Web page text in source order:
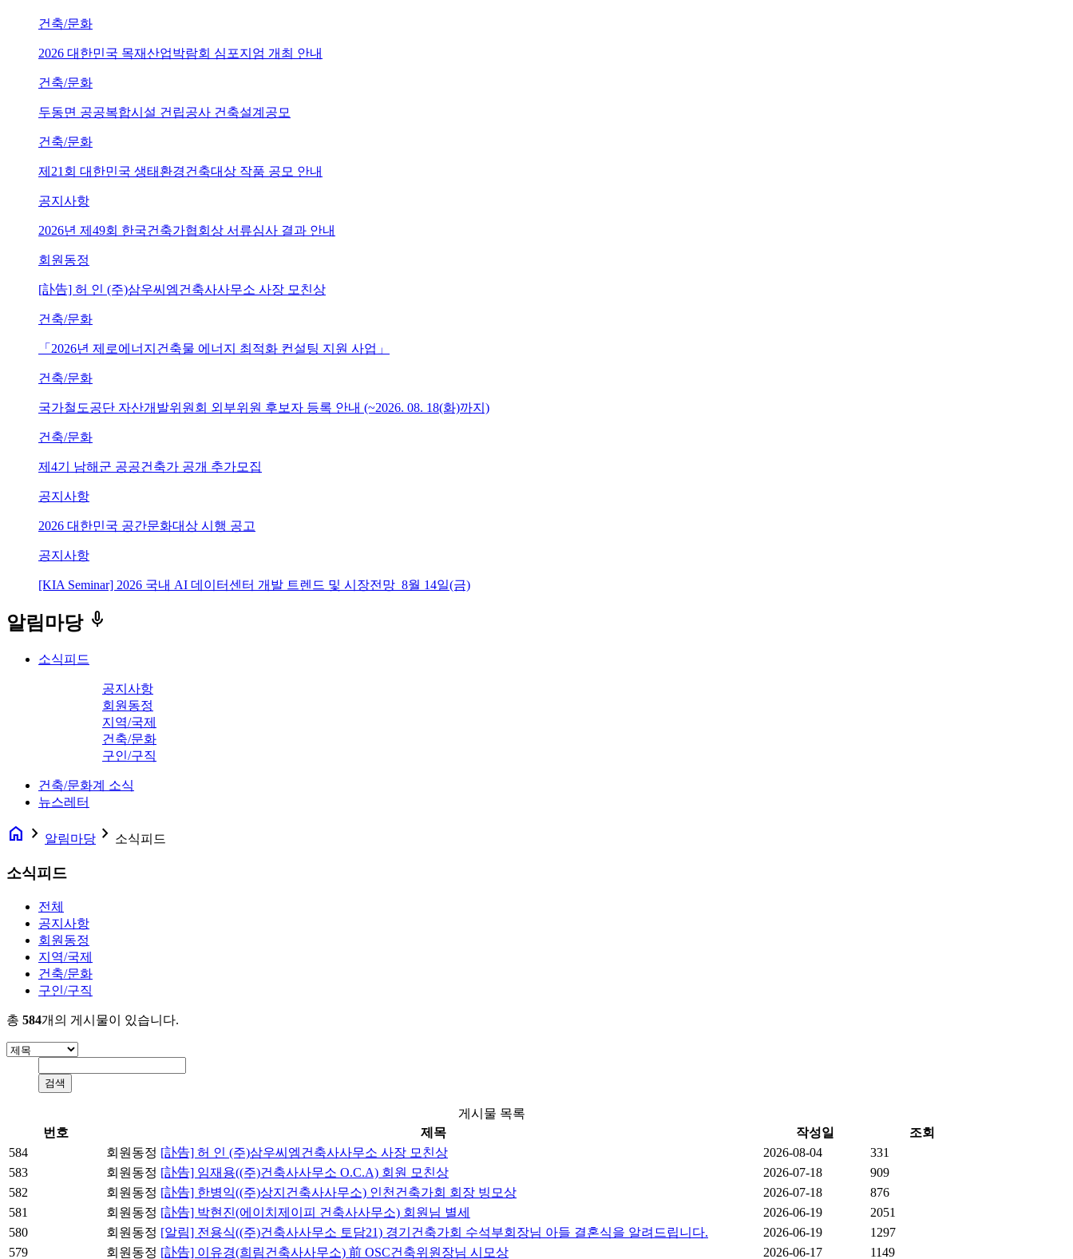
건축/문화
2026 대한민국 목재산업박람회 심포지엄 개최 안내
건축/문화
두동면 공공복합시설 건립공사 건축설계공모
건축/문화
제21회 대한민국 생태환경건축대상 작품 공모 안내
공지사항
2026년 제49회 한국건축가협회상 서류심사 결과 안내
회원동정
[訃告] 허 인 (주)삼우씨엠건축사사무소 사장 모친상
건축/문화
「2026년 제로에너지건축물 에너지 최적화 컨설팅 지원 사업」
건축/문화
국가철도공단 자산개발위원회 외부위원 후보자 등록 안내 (~2026. 08. 18(화)까지)
건축/문화
제4기 남해군 공공건축가 공개 추가모집
공지사항
2026 대한민국 공간문화대상 시행 공고
공지사항
[KIA Seminar] 2026 국내 AI 데이터센터 개발 트렌드 및 시장전망_8월 14일(금)
알림마당 keyboard_voice
소식피드
공지사항
회원동정
지역/국제
건축/문화
구인/구직
건축/문화계 소식
뉴스레터
home navigate_next 알림마당 navigate_next 소식피드
소식피드
전체
공지사항
회원동정
지역/국제
건축/문화
구인/구직
총 584개의 게시물이 있습니다.
게시물 목록
번호
제목 작성일
조회
584
회원동정 [訃告] 허 인 (주)삼우씨엠건축사사무소 사장 모친상 2026-08-04
331
583
회원동정 [訃告] 임재용((주)건축사사무소 O.C.A) 회원 모친상 2026-07-18
909
582
회원동정 [訃告] 한병익((주)상지건축사사무소) 인천건축가회 회장 빙모상 2026-07-18
876
581
회원동정 [訃告] 박현진(에이치제이피 건축사사무소) 회원님 별세 2026-06-19
2051
580
회원동정 [알림] 전용식((주)건축사사무소 토담21) 경기건축가회 수석부회장님 아들 결혼식을 알려드립니다. 2026-06-19
1297
579
회원동정 [訃告] 이유경(희림건축사사무소) 前 OSC건축위원장님 시모상 2026-06-17 1149